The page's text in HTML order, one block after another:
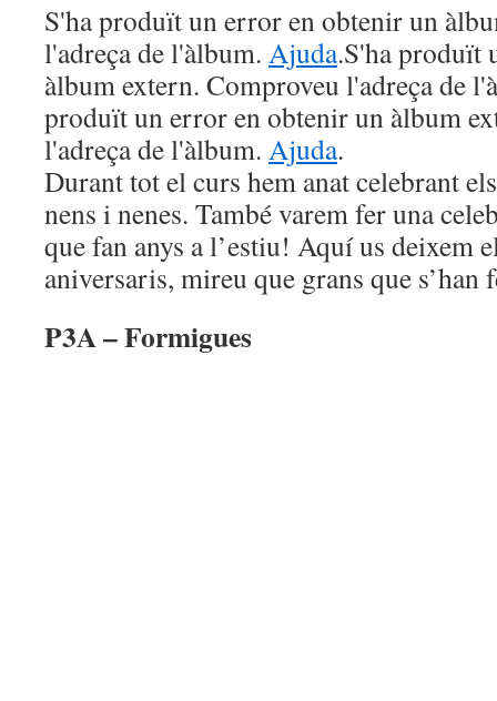
S'ha produït un error en obtenir un
l'adreça de l'àlbum. Ajuda.S'ha produït
àlbum extern. Comproveu l'adreça de
produït un error en obtenir un àlbum
l'adreça de l'àlbum. Ajuda.
Durant tot el curs hem anat celebrant
nens i nenes. També varem fer una
que fan anys a l’estiu! Aquí us deixem
aniversaris, mireu que grans que s’han
P3A – Formigues